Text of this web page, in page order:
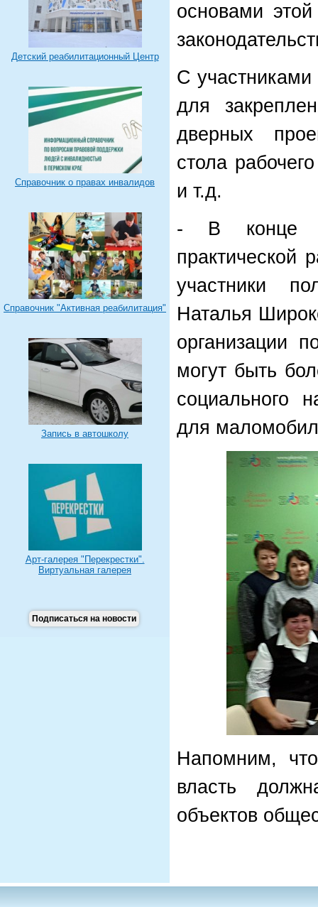
Детский реабилитационный Центр
Справочник о правах инвалидов
Справочник "Активная реабилитация"
Запись в автошколу
Арт-галерея "Перекрестки".
Виртуальная галерея
Подписаться на новости
основами
С участниками
для
дверных
стола
и т.д.
- В конце
практической
участники
Наталья
организации
могут быть
социального
для
Напомним,
власть
объектов